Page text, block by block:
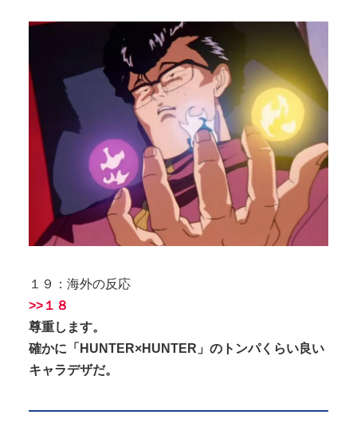
１９：海外の反応
>>１８
尊重します。
確かに「HUNTER×HUNTER」のトンパくらい良い
キャラデザだ。